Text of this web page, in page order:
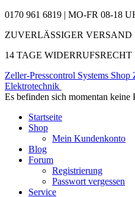
0170 961 6819 | MO-FR 08-18
ZUVERLÄSSIGER VERSAND
14 TAGE WIDERRUFSRECHT
Zeller-Presscontrol Systems Shop
Elektrotechnik
Es befinden sich momentan keine
Startseite
Shop
Mein Kundenkonto
Blog
Forum
Registrierung
Passwort vergessen
Service